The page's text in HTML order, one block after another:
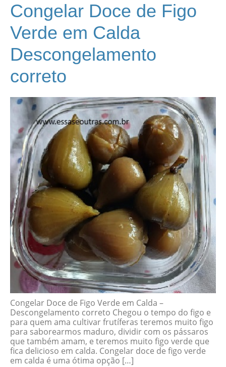
Congelar Doce de Figo
Verde em Calda
Descongelamento
correto
Congelar Doce de Figo Verde em Calda –
Descongelamento correto Chegou o tempo do figo e
para quem ama cultivar frutíferas teremos muito figo
para saborearmos maduro, dividir com os pássaros
que também amam, e teremos muito figo verde que
fica delicioso em calda. Congelar doce de figo verde
em calda é uma ótima opção […]